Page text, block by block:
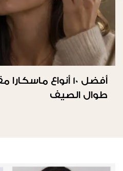
أفضل 10 أنواع
طوال الصيف